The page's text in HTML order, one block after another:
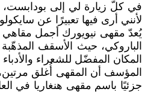
في كلّ زيارة لي إلى بودابست،
لأنني أرى فيها تعبيرًا عن
يُعدّ مقهى نيويورك أجمل مقاهي
المكان المفضّل للشعراء
المؤسف أن المقهى أُغلق